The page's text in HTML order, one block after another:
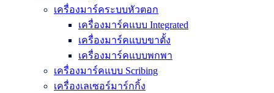
เครื่องมาร์คระบบหัวตอก
เครื่องมาร์คแบบ Integrated
เครื่องมาร์คแบบขาตั้ง
เครื่องมาร์คแบบพกพา
เครื่องมาร์คแบบ Scribing
เครื่องเลเซอร์มาร์กกิ้ง